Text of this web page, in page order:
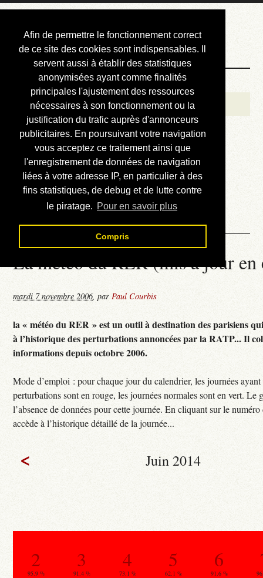
Afin de permettre le fonctionnement correct
de ce site des cookies sont indispensables. Il
servent aussi à établir des statistiques
anonymisées ayant comme finalités
principales l'ajustement des ressources
nécessaires à son fonctionnement ou la
justification du trafic auprès d'annonceurs
publicitaires. En poursuivant votre navigation
vous acceptez ce traitement ainsi que
l'enregistrement de données de navigation
liées à votre adresse IP, en particulier à des
fins statistiques, de debug et de lutte contre
le piratage. Pour en savoir plus
Compris
Courbis, « LE »
Blog Officiel
Bienvenue
Réalisations
Divers (et d’été)
Annonces
Liens externes
Téléchargement
Contact
La météo du RER (mis à jour
mardi 7 novembre 2006,parPaul Courbis
la « météo du RER » est un outil à destination des parisiens
à l’historique des perturbations annoncées par la RATP... Il
informations depuis octobre 2006.
Mode d’emploi : pour chaque jour du calendrier, les journées
perturbations sont en rouge, les journées normales sont en vert. Le
l’absence de données pour cette journée. En cliquant sur le
accède à l’historique détaillé de la journée...
< Juin 2014
2
95.9 %
3
91.4 %
4
73.1 %
5
62.1 %
6
91.6 %